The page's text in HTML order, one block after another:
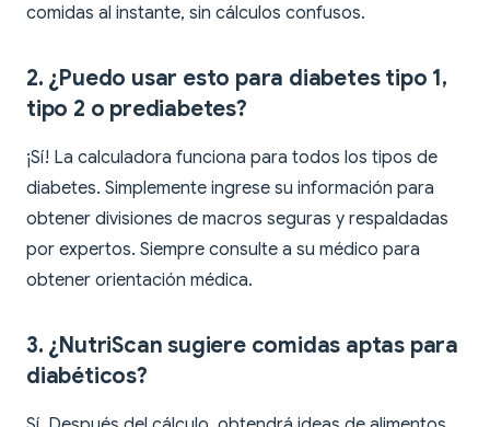
comidas al instante, sin cálculos confusos.
2. ¿Puedo usar esto para diabetes tipo 1,
tipo 2 o prediabetes?
¡Sí! La calculadora funciona para todos los tipos de
diabetes. Simplemente ingrese su información para
obtener divisiones de macros seguras y respaldadas
por expertos. Siempre consulte a su médico para
obtener orientación médica.
3. ¿NutriScan sugiere comidas aptas para
diabéticos?